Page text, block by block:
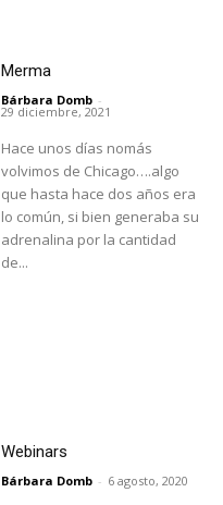
Merma
Bárbara Domb -
29 diciembre, 2021
Hace unos días nomás
volvimos de Chicago….algo
que hasta hace dos años era
lo común, si bien generaba su
adrenalina por la cantidad
de...
Webinars
Bárbara Domb - 6 agosto, 2020